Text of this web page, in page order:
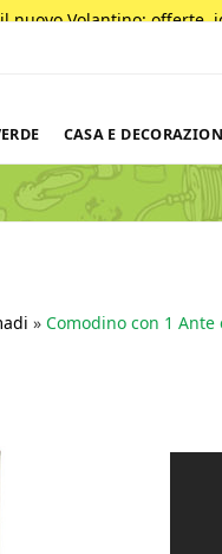
nuovo Volantino: offerte,
CASA E
» Comodino con 1